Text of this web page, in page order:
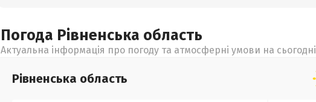
Погода Рівненська область
Актуальна інформація про погоду та атмосферні умови на сьогодні
Рівненська область